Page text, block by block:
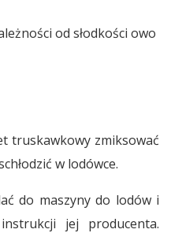
od słodkości owo
truskawkowy zmiksować
w lodówce.
do maszyny do lodów i
jej producenta.